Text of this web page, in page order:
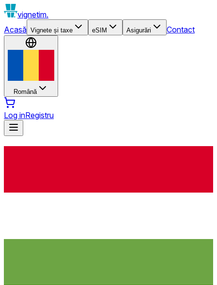
vignetim.
Acasă Vignete și taxe eSIM Asigurări Contact
Română
Log inRegistru